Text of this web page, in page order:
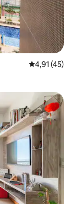
4,91 av 5 i
4,91 (45)